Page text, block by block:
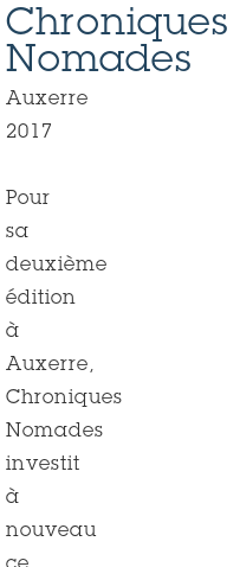
Chroniques
Nomades
Auxerre
2017
Pour
sa
deuxième
édition
à
Auxerre,
Chroniques
Nomades
investit
à
nouveau